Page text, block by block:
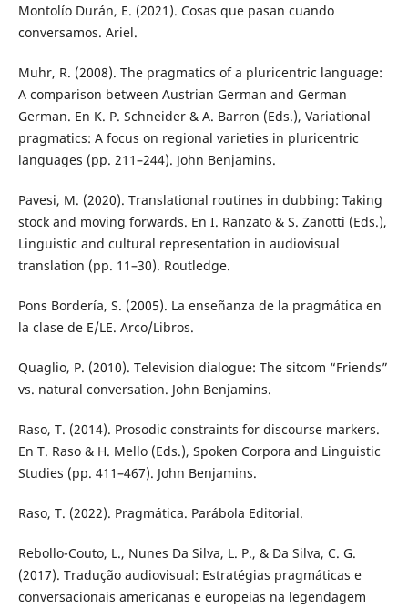
Montolío Durán, E. (2021). Cosas que pasan cuando
conversamos. Ariel.
Muhr, R. (2008). The pragmatics of a pluricentric language:
A comparison between Austrian German and German
German. En K. P. Schneider & A. Barron (Eds.), Variational
pragmatics: A focus on regional varieties in pluricentric
languages (pp. 211–244). John Benjamins.
Pavesi, M. (2020). Translational routines in dubbing: Taking
stock and moving forwards. En I. Ranzato & S. Zanotti (Eds.),
Linguistic and cultural representation in audiovisual
translation (pp. 11–30). Routledge.
Pons Bordería, S. (2005). La enseñanza de la pragmática en
la clase de E/LE. Arco/Libros.
Quaglio, P. (2010). Television dialogue: The sitcom “Friends”
vs. natural conversation. John Benjamins.
Raso, T. (2014). Prosodic constraints for discourse markers.
En T. Raso & H. Mello (Eds.), Spoken Corpora and Linguistic
Studies (pp. 411–467). John Benjamins.
Raso, T. (2022). Pragmática. Parábola Editorial.
Rebollo-Couto, L., Nunes Da Silva, L. P., & Da Silva, C. G.
(2017). Tradução audiovisual: Estratégias pragmáticas e
conversacionais americanas e europeias na legendagem